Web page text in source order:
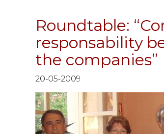
Roundtable:
responsability
the companies”
20-05-2009